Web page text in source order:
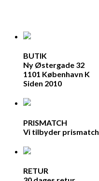
BUTIK
Ny Østergade 32
1101 København K
Siden 2010
PRISMATCH
Vi tilbyder prismatch
RETUR